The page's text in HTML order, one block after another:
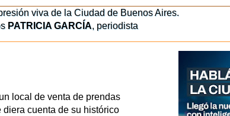
viva de la Ciudad de Buenos Aires.
PATRICIA GARCÍA, periodista
local de venta de prendas
cuenta de su histórico